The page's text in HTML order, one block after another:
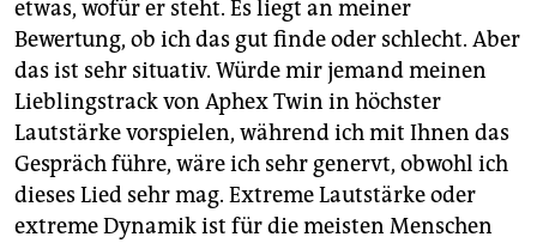
etwas, wofür er steht. Es liegt an meiner
Bewertung, ob ich das gut finde oder schlecht. Aber
das ist sehr situativ. Würde mir jemand meinen
Lieblingstrack von Aphex Twin in höchster
Lautstärke vorspielen, während ich mit Ihnen das
Gespräch führe, wäre ich sehr genervt, obwohl ich
dieses Lied sehr mag. Extreme Lautstärke oder
extreme Dynamik ist für die meisten Menschen